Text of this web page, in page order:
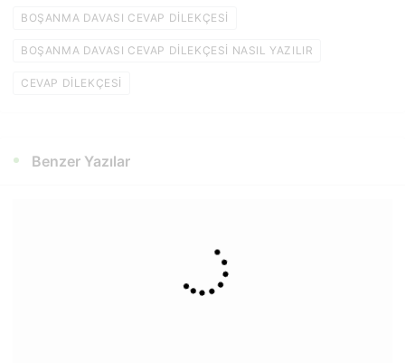
BOŞANMA DAVASI CEVAP DILEKÇESI
BOŞANMA DAVASI CEVAP DILEKÇESI NASIL YAZILIR
CEVAP DILEKÇESI
Benzer Yazılar